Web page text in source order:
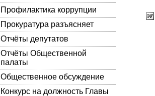
Профилактика коррупции
Прокуратура разъясняет
Отчёты депутатов
Отчёты Общественной
палаты
Общественное обсуждение
Конкурс на должность Главы